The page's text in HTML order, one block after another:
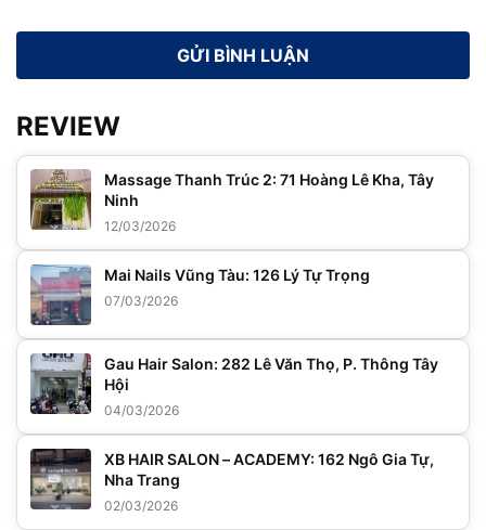
REVIEW
Massage Thanh Trúc 2: 71 Hoàng Lê Kha, Tây
Ninh
12/03/2026
Mai Nails Vũng Tàu: 126 Lý Tự Trọng
07/03/2026
Gau Hair Salon: 282 Lê Văn Thọ, P. Thông Tây
Hội
04/03/2026
XB HAIR SALON – ACADEMY: 162 Ngô Gia Tự,
Nha Trang
02/03/2026